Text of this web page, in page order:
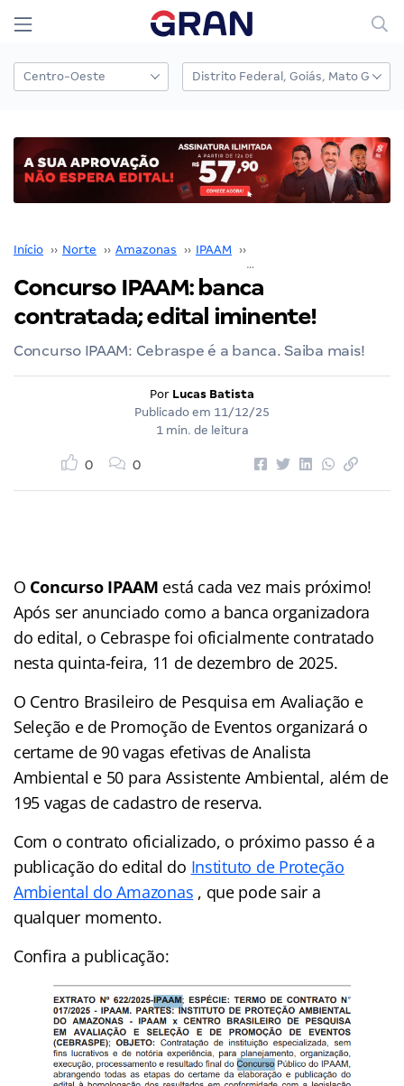
Início ›› Norte ›› Amazonas ›› IPAAM ››
Concurso IPAAM: banca
contratada; edital iminente!
Concurso IPAAM: Cebraspe é a banca. Saiba mais!
Por Lucas Batista
Publicado em 11/12/25
1 min. de leitura
0 0
O Concurso IPAAM está cada vez mais próximo!
Após ser anunciado como a banca organizadora
do edital, o Cebraspe foi oficialmente contratado
nesta quinta-feira, 11 de dezembro de 2025.
O Centro Brasileiro de Pesquisa em Avaliação e
Seleção e de Promoção de Eventos organizará o
certame de 90 vagas efetivas de Analista
Ambiental e 50 para Assistente Ambiental, além de
195 vagas de cadastro de reserva.
Com o contrato oficializado, o próximo passo é a
publicação do edital do Instituto de Proteção
Ambiental do Amazonas , que pode sair a
qualquer momento.
Confira a publicação: